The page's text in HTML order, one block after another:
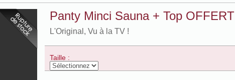
silicone
bambou
Panty Minci Sauna + Top OFFERT
L'Original, Vu à la TV !
Taille :